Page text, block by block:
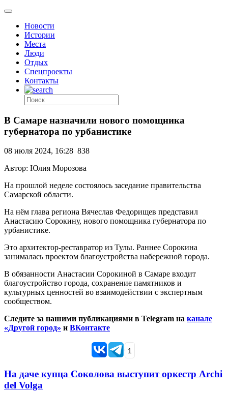
Новости
Истории
Места
Люди
Отдых
Спецпроекты
Контакты
В Самаре назначили нового помощника
губернатора по урбанистике
08 июля 2024, 16:28 838
Автор: Юлия Морозова
На прошлой неделе состоялось заседание правительства
Самарской области.
На нём глава региона Вячеслав Федорищев представил
Анастасию Сорокину, нового помощника губернатора по
урбанистике.
Это архитектор-реставратор из Тулы. Раннее Сорокина
занималась проектом благоустройства набережной города.
В обязанности Анастасии Сорокиной в Самаре входит
благоустройство города, сохранение памятников и
культурных ценностей во взаимодействии с экспертным
сообществом.
Следите за нашими публикациями в Telegram на канале
«Другой город» и ВКонтакте
1
На даче купца Соколова выступит оркестр Archi
del Volga